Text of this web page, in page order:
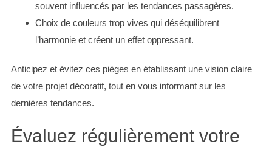
souvent influencés par les tendances passagères.
Choix de couleurs trop vives qui déséquilibrent
l’harmonie et créent un effet oppressant.
Anticipez et évitez ces pièges en établissant une vision claire
de votre projet décoratif, tout en vous informant sur les
dernières tendances.
Évaluez régulièrement votre